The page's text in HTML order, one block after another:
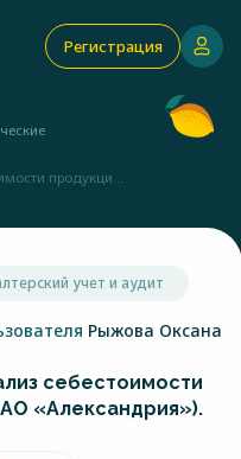
Регистрация
продукци...
учет и аудит
Рыжова Оксана
себестоимости
«Александрия»).